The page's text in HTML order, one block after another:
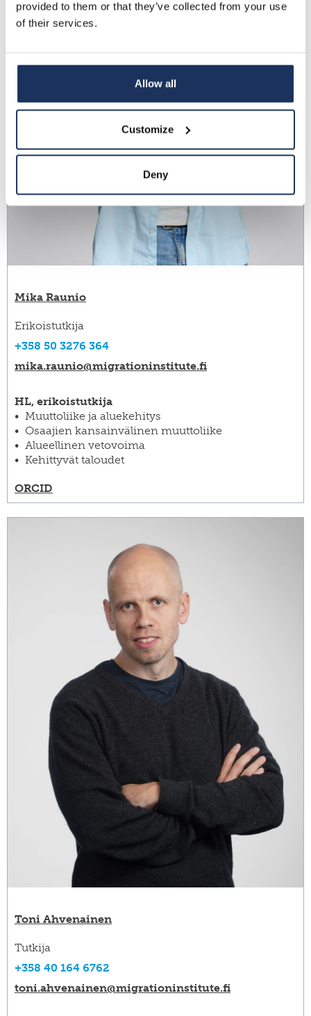
provided to them or that they’ve collected from your use
of their services.
Allow all
Customize
Deny
Mika Raunio
Erikoistutkija
+358 50 3276 364
mika.raunio@​migrationinstitute.fi
HL, erikoistutkija
Muuttoliike ja aluekehitys
Osaajien kansainvälinen muuttoliike
Alueellinen vetovoima
Kehittyvät taloudet
ORCID
Toni Ahvenainen
Tutkija
+358 40 164 6762
toni.ahvenainen@​migrationinstitute.fi